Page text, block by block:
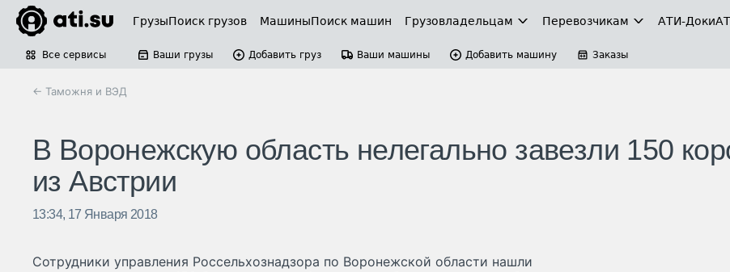
ГрузыПоиск грузов МашиныПоиск машин Грузовладельцам Перевозчикам АТИ-Доки
Все сервисы Ваши грузы Добавить груз Ваши машины Добавить машину Заказы
← Таможня и ВЭД
В Воронежскую область нелегально завезли 150
из Австрии
13:34, 17 Января 2018
Сотрудники управления Россельхознадзора по Воронежской области нашли